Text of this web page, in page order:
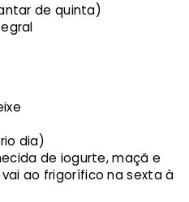
de quinta)
dia)
de iogurte, maçã e
ao frigorífico na sexta à